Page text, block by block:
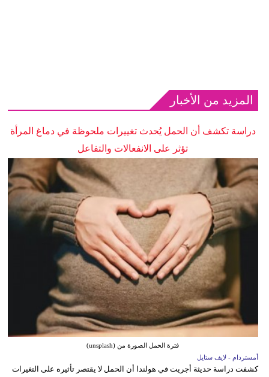
المزيد من الأخبار
دراسة تكشف أن الحمل يُحدث تغييرات ملحوظة في دماغ المرأة
تؤثر على الانفعالات والتفاعل
فترة الحمل الصورة من (unsplash)
أمستردام - لايف ستايل
كشفت دراسة حديثة أجريت في هولندا أن الحمل لا يقتصر تأثيره على التغيرات